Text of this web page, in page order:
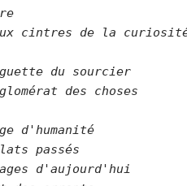
cintres de la
du sourcier
des choses
d'humanité
passés
d'aujourd'hui